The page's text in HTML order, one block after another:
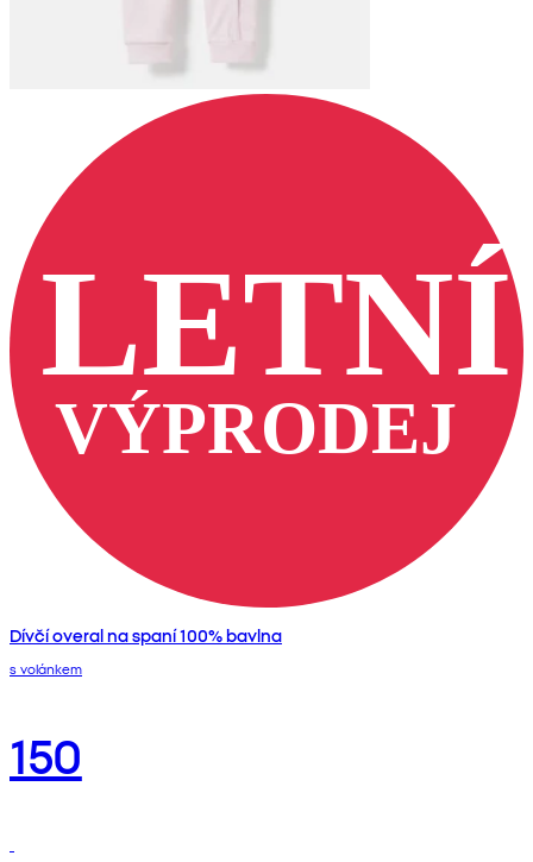
Dívčí overal na spaní 100% bavlna
s volánkem
150